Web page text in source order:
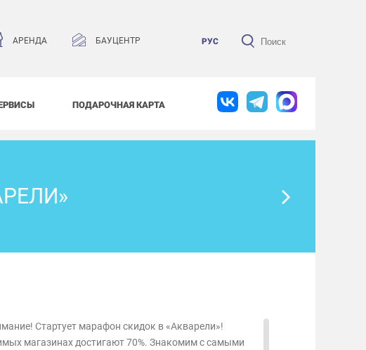
АРЕНДА БАУЦЕНТР РУС
ПОДАРОЧНАЯ КАРТА
Стартует марафон скидок в «Акварели»!
магазинах достигают 70%. Знакомим с самыми